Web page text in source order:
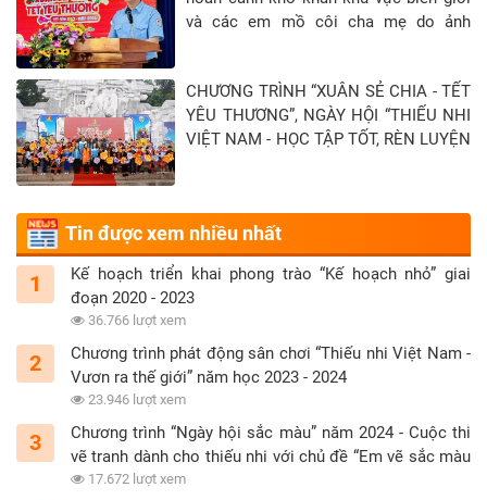
và các em mồ côi cha mẹ do ảnh
chia - Tết yêu thương” năm 2026
CHƯƠNG TRÌNH “XUÂN SẺ CHIA - TẾT
YÊU THƯƠNG”, NGÀY HỘI “THIẾU NHI
VIỆT NAM - HỌC TẬP TỐT, RÈN LUYỆN
Tin được xem nhiều nhất
1
Kế hoạch triển khai phong trào “Kế hoạch nhỏ” giai
đoạn 2020 - 2023
36.766 lượt xem
2
Chương trình phát động sân chơi “Thiếu nhi Việt Nam -
Vươn ra thế giới” năm học 2023 - 2024
23.946 lượt xem
3
Chương trình “Ngày hội sắc màu” năm 2024 - Cuộc thi
vẽ tranh dành cho thiếu nhi với chủ đề “Em vẽ sắc màu
tình nguyện”
17.672 lượt xem